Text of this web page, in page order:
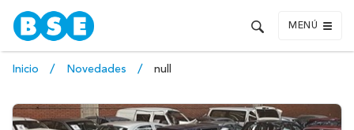
MENÚ
Inicio Novedades null